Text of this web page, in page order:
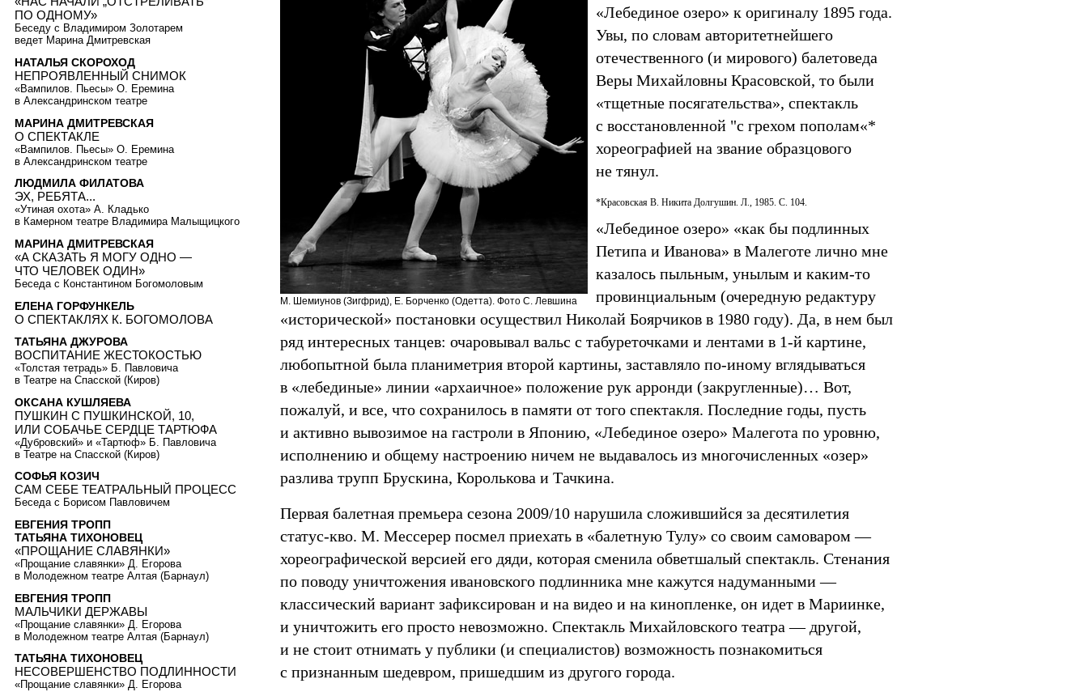
М. Шемиунов (Зигфрид), Е. Борченко (Одетта). Фото С. Левшина
«Лебединое озеро» к оригиналу 1895 года.
Увы, по словам авторитетнейшего
отечественного (и мирового) балетоведа
Веры Михайловны Красовской, то были
«тщетные посягательства», спектакль
с восстановленной "с грехом пополам«*
хореографией на звание образцового
не тянул.
*Красовская В. Никита Долгушин. Л., 1985. С. 104.
«Лебединое озеро» «как бы подлинных
Петипа и Иванова» в Малеготе лично мне
казалось пыльным, унылым и каким-то
провинциальным (очередную редактуру
«исторической» постановки осуществил Николай Боярчиков в 1980 году). Да, в нем был
ряд интересных танцев: очаровывал вальс с табуреточками и лентами в 1-й картине,
любопытной была планиметрия второй картины, заставляло по-иному вглядываться
в «лебединые» линии «архаичное» положение рук арронди (закругленные)… Вот,
пожалуй, и все, что сохранилось в памяти от того спектакля. Последние годы, пусть
и активно вывозимое на гастроли в Японию, «Лебединое озеро» Малегота по уровню,
исполнению и общему настроению ничем не выдавалось из многочисленных «озер»
разлива трупп Брускина, Королькова и Тачкина.
Первая балетная премьера сезона 2009/10 нарушила сложившийся за десятилетия
статус-кво. М. Мессерер посмел приехать в «балетную Тулу» со своим самоваром —
хореографической версией его дяди, которая сменила обветшалый спектакль. Стенания
по поводу уничтожения ивановского подлинника мне кажутся надуманными —
классический вариант зафиксирован и на видео и на кинопленке, он идет в Мариинке,
и уничтожить его просто невозможно. Спектакль Михайловского театра — другой,
и не стоит отнимать у публики (и специалистов) возможность познакомиться
с признанным шедевром, пришедшим из другого города.
ПО ОДНОМУ»
Беседу с Владимиром Золотарем
ведет Марина Дмитревская
НАТАЛЬЯ СКОРОХОД
НЕПРОЯВЛЕННЫЙ СНИМОК
«Вампилов. Пьесы» О. Еремина
в Александринском театре
МАРИНА ДМИТРЕВСКАЯ
О СПЕКТАКЛЕ
«Вампилов. Пьесы» О. Еремина
в Александринском театре
ЛЮДМИЛА ФИЛАТОВА
ЭХ, РЕБЯТА...
«Утиная охота» А. Кладько
в Камерном театре Владимира Малыщицкого
МАРИНА ДМИТРЕВСКАЯ
«А СКАЗАТЬ Я МОГУ ОДНО —
ЧТО ЧЕЛОВЕК ОДИН»
Беседа с Константином Богомоловым
ЕЛЕНА ГОРФУНКЕЛЬ
О СПЕКТАКЛЯХ К. БОГОМОЛОВА
ТАТЬЯНА ДЖУРОВА
ВОСПИТАНИЕ ЖЕСТОКОСТЬЮ
«Толстая тетрадь» Б. Павловича
в Театре на Спасской (Киров)
ОКСАНА КУШЛЯЕВА
ПУШКИН С ПУШКИНСКОЙ, 10,
ИЛИ СОБАЧЬЕ СЕРДЦЕ ТАРТЮФА
«Дубровский» и «Тартюф» Б. Павловича
в Театре на Спасской (Киров)
СОФЬЯ КОЗИЧ
САМ СЕБЕ ТЕАТРАЛЬНЫЙ ПРОЦЕСС
Беседа с Борисом Павловичем
ЕВГЕНИЯ ТРОПП
ТАТЬЯНА ТИХОНОВЕЦ
«ПРОЩАНИЕ СЛАВЯНКИ»
«Прощание славянки» Д. Егорова
в Молодежном театре Алтая (Барнаул)
ЕВГЕНИЯ ТРОПП
МАЛЬЧИКИ ДЕРЖАВЫ
«Прощание славянки» Д. Егорова
в Молодежном театре Алтая (Барнаул)
ТАТЬЯНА ТИХОНОВЕЦ
НЕСОВЕРШЕНСТВО ПОДЛИННОСТИ
«Прощание славянки» Д. Егорова